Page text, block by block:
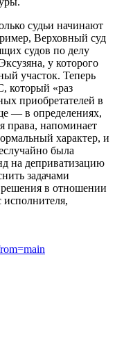
судьи начинают
Верховный суд
судов по делу
у которого
участок. Теперь
который «раз
приобретателей в
— в определениях,
права, напоминает
характер, и
была
на деприватизацию
задачами
решения в отношении